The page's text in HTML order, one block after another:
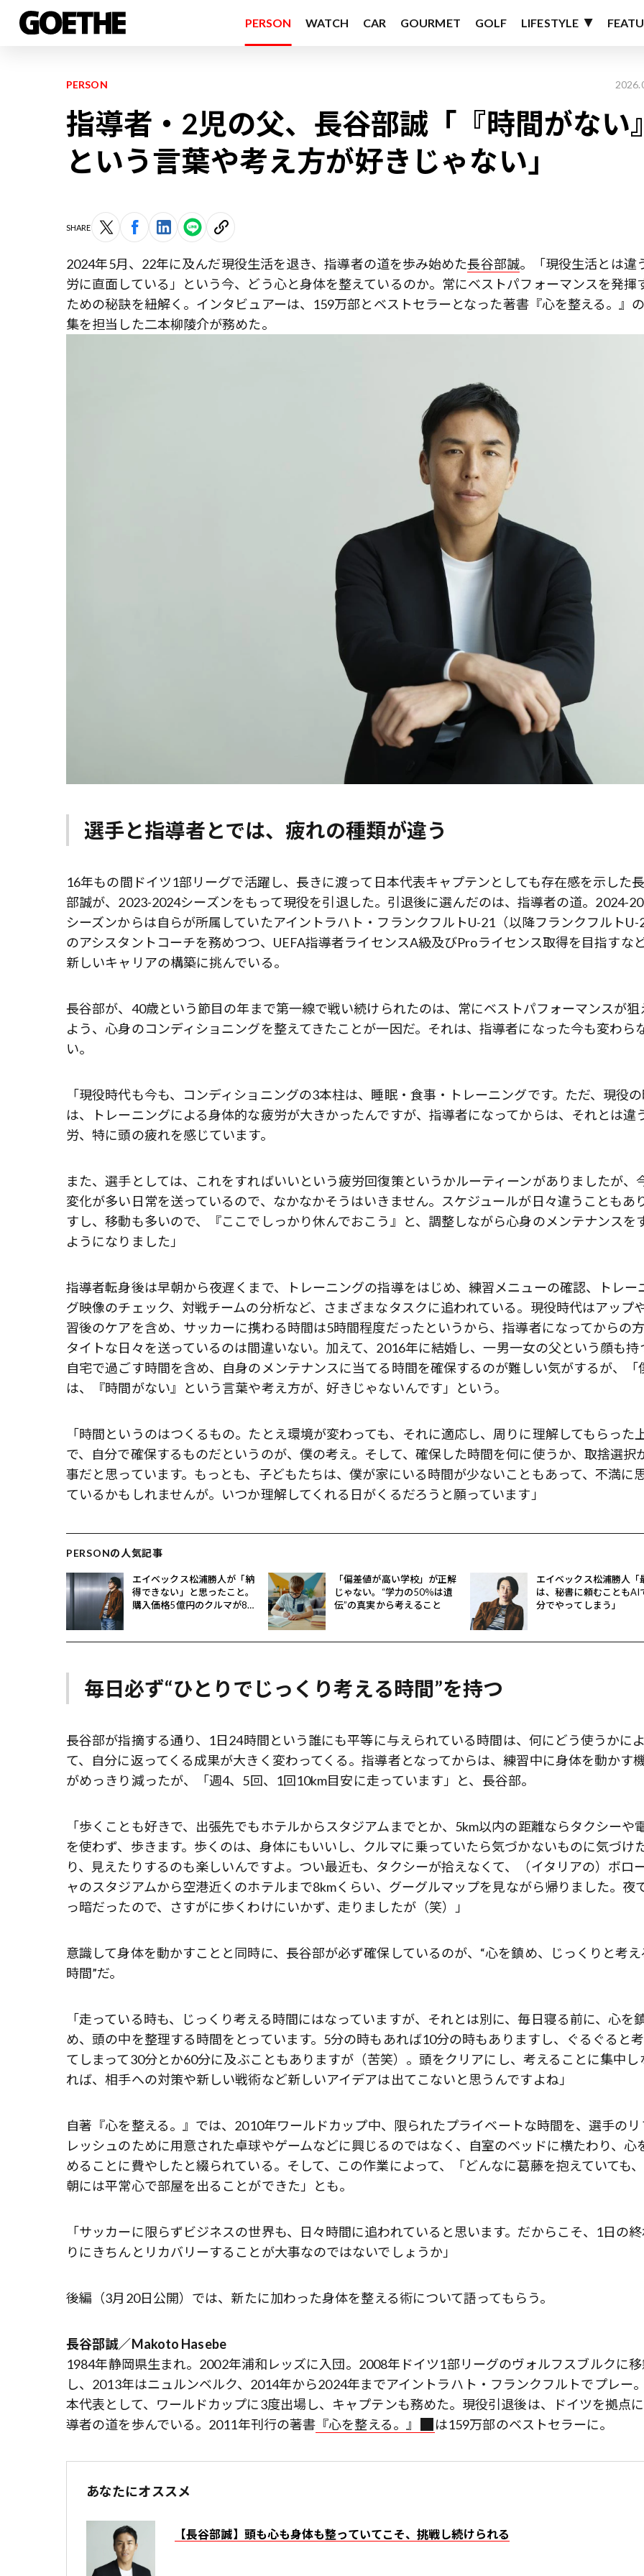
PERSON WATCH CAR GOURMET GOLF LIFESTYLE
PERSON
指導者・2児の父、長谷部誠「『時間がない』
という言葉や考え方が好きじゃない」
SHARE
2024年5月、22年に及んだ現役生活を退き、指導者の道を歩み始めた長谷部誠。「現役生活とは違
労に直面している」という今、どう心と身体を整えているのか。常にベストパフォーマンスを発揮
ための秘訣を紐解く。インタビュアーは、159万部とベストセラーとなった著書『心を整える。』
集を担当した二本柳陵介が務めた。
選手と指導者とでは、疲れの種類が違う
16年もの間ドイツ1部リーグで活躍し、長きに渡って日本代表キャプテンとしても存在感を示した
部誠が、2023-2024シーズンをもって現役を引退した。引退後に選んだのは、指導者の道。2024-
シーズンからは自らが所属していたアイントラハト・フランクフルトU-21（以降フランクフルトU-
のアシスタントコーチを務めつつ、UEFA指導者ライセンスA級及びProライセンス取得を目指すなど
新しいキャリアの構築に挑んでいる。
長谷部が、40歳という節目の年まで第一線で戦い続けられたのは、常にベストパフォーマンスが狙
よう、心身のコンディショニングを整えてきたことが一因だ。それは、指導者になった今も変わら
い。
「現役時代も今も、コンディショニングの3本柱は、睡眠・食事・トレーニングです。ただ、現役
は、トレーニングによる身体的な疲労が大きかったんですが、指導者になってからは、それとは違
労、特に頭の疲れを感じています。
また、選手としては、これをすればいいという疲労回復策というかルーティーンがありましたが、
変化が多い日常を送っているので、なかなかそうはいきません。スケジュールが日々違うこともあ
すし、移動も多いので、『ここでしっかり休んでおこう』と、調整しながら心身のメンテナンスを
ようになりました」
指導者転身後は早朝から夜遅くまで、トレーニングの指導をはじめ、練習メニューの確認、トレー
グ映像のチェック、対戦チームの分析など、さまざまなタスクに追われている。現役時代はアップ
習後のケアを含め、サッカーに携わる時間は5時間程度だったというから、指導者になってからの
タイトな日々を送っているのは間違いない。加えて、2016年に結婚し、一男一女の父という顔も持
自宅で過ごす時間を含め、自身のメンテナンスに当てる時間を確保するのが難しい気がするが、「
は、『時間がない』という言葉や考え方が、好きじゃないんです」という。
「時間というのはつくるもの。たとえ環境が変わっても、それに適応し、周りに理解してもらった
で、自分で確保するものだというのが、僕の考え。そして、確保した時間を何に使うか、取捨選択
事だと思っています。もっとも、子どもたちは、僕が家にいる時間が少ないこともあって、不満に
ているかもしれませんが。いつか理解してくれる日がくるだろうと願っています」
PERSONの人気記事
エイベックス松浦勝人が「納
得できない」と思ったこと。
購入価格5億円のクルマが8億
「偏差値が高い学校」が正解
じゃない。“学力の50％は遺
伝”の真実から考えること
エイベックス松浦勝人「
は、秘書に頼むこともAI
分でやってしまう」
毎日必ず“ひとりでじっくり考える時間”を持つ
長谷部が指摘する通り、1日24時間という誰にも平等に与えられている時間は、何にどう使うかに
て、自分に返ってくる成果が大きく変わってくる。指導者となってからは、練習中に身体を動かす
がめっきり減ったが、「週4、5回、1回10km目安に走っています」と、長谷部。
「歩くことも好きで、出張先でもホテルからスタジアムまでとか、5km以内の距離ならタクシーや
を使わず、歩きます。歩くのは、身体にもいいし、クルマに乗っていたら気づかないものに気づけ
り、見えたりするのも楽しいんですよ。つい最近も、タクシーが拾えなくて、（イタリアの）ボロ
ャのスタジアムから空港近くのホテルまで8kmくらい、グーグルマップを見ながら帰りました。夜
っ暗だったので、さすがに歩くわけにいかず、走りましたが（笑）」
意識して身体を動かすことと同時に、長谷部が必ず確保しているのが、“心を鎮め、じっくりと考え
時間”だ。
「走っている時も、じっくり考える時間にはなっていますが、それとは別に、毎日寝る前に、心を
め、頭の中を整理する時間をとっています。5分の時もあれば10分の時もありますし、ぐるぐると
てしまって30分とか60分に及ぶこともありますが（苦笑）。頭をクリアにし、考えることに集中し
れば、相手への対策や新しい戦術など新しいアイデアは出てこないと思うんですよね」
自著『心を整える。』では、2010年ワールドカップ中、限られたプライベートな時間を、選手のリ
レッシュのために用意された卓球やゲームなどに興じるのではなく、自室のベッドに横たわり、心
めることに費やしたと綴られている。そして、この作業によって、「どんなに葛藤を抱えていても
朝には平常心で部屋を出ることができた」とも。
「サッカーに限らずビジネスの世界も、日々時間に追われていると思います。だからこそ、1日の
りにきちんとリカバリーすることが大事なのではないでしょうか」
後編（3月20日公開）では、新たに加わった身体を整える術について語ってもらう。
長谷部誠／Makoto Hasebe
1984年静岡県生まれ。2002年浦和レッズに入団。2008年ドイツ1部リーグのヴォルフスブルクに移
し、2013年はニュルンベルク、2014年から2024年までアイントラハト・フランクフルトでプレー
本代表として、ワールドカップに3度出場し、キャプテンも務めた。現役引退後は、ドイツを拠点
導者の道を歩んでいる。2011年刊行の著書 『心を整える。』 は159万部のベストセラーに。
あなたにオススメ
【長谷部誠】頭も心も身体も整っていてこそ、挑戦し続けられる